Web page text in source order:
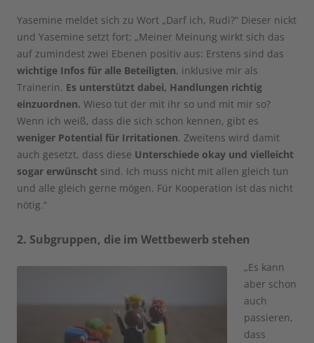
Yasemine meldet sich zu Wort „Darf ich, Rudi?“ Dieser nickt
und Yasemine setzt fort: „Meiner Meinung wirkt sich das
auf zumindest zwei Ebenen positiv aus: Erstens sind das
wichtige Infos für alle Beteiligten, inklusive mir als
Trainerin. Es unterstützt dabei, Handlungen richtig
einzuordnen. Wieso tut der mit ihr so und mit mir so?
Wenn ich weiß, dass die sich schon kennen, gibt es
weniger Potential für Irritationen. Zweitens wird damit
auch gesetzt, dass diese Unterschiede okay und vielleicht
sogar erwünscht sind. Ich muss nicht mit allen gleich tun
und alle gleich gerne mögen. Für Kooperation ist das nicht
nötig.“
2. Subgruppen, die im Wettbewerb stehen
„Es kann
aber schon
auch
passieren,
dass